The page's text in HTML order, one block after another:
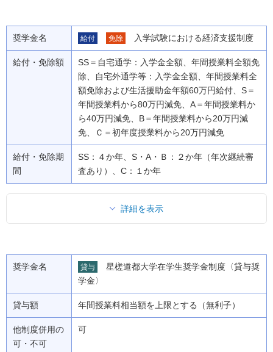
奨学金名 給付 免除 入学試験における経済支援制度
給付・免除額
SS＝自宅通学：入学金全額、年間授業料全額免
除、自宅外通学等：入学金全額、年間授業料全
額免除および生活援助金年額60万円給付、S＝
年間授業料から80万円減免、A＝年間授業料か
ら40万円減免、B＝年間授業料から20万円減
免、Ｃ＝初年度授業料から20万円減免
給付・免除期
間
SS：４か年、S・A・Ｂ：２か年（年次継続審
査あり）、C：１か年
詳細を表示
奨学金名 貸与
星槎道都大学在学生奨学金制度〈貸与奨
学金〉
貸与額 年間授業料相当額を上限とする（無利子）
他制度併用の
可・不可
可